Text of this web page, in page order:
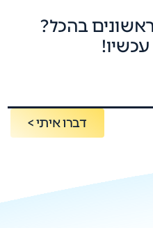
בהכל?
דברו איתי >